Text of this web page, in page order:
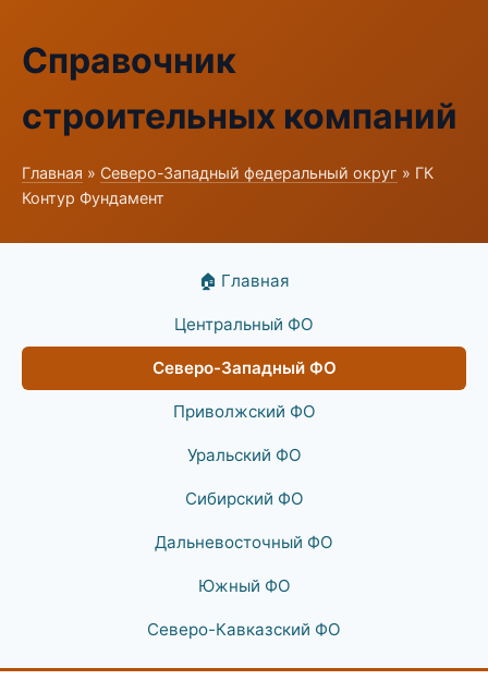
Справочник
строительных компаний
Главная » Северо-Западный федеральный округ » ГК
Контур Фундамент
🏠 Главная
Центральный ФО
Северо-Западный ФО
Приволжский ФО
Уральский ФО
Сибирский ФО
Дальневосточный ФО
Южный ФО
Северо-Кавказский ФО